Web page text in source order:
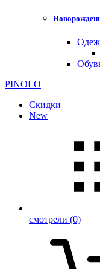
PINOLO
Скидки
New
смотрели (0)